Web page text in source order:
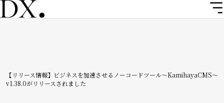
メ
イ
ツパ
【リリース情報】ビジネスを加速させるノーコードツール〜KamihayaCMS〜
v1.38.0がリリースされました